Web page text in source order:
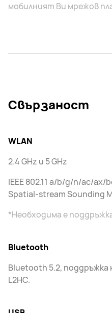
мобилният Ви мрежов
Свързаност
WLAN
2.4 GHz и 5 GHz
IEEE 802.11 a/b/g/n/ac/ax/
Spatial-stream Sounding
*Необходима е
Bluetooth
Bluetooth 5.2, поддръжка
L2HC.